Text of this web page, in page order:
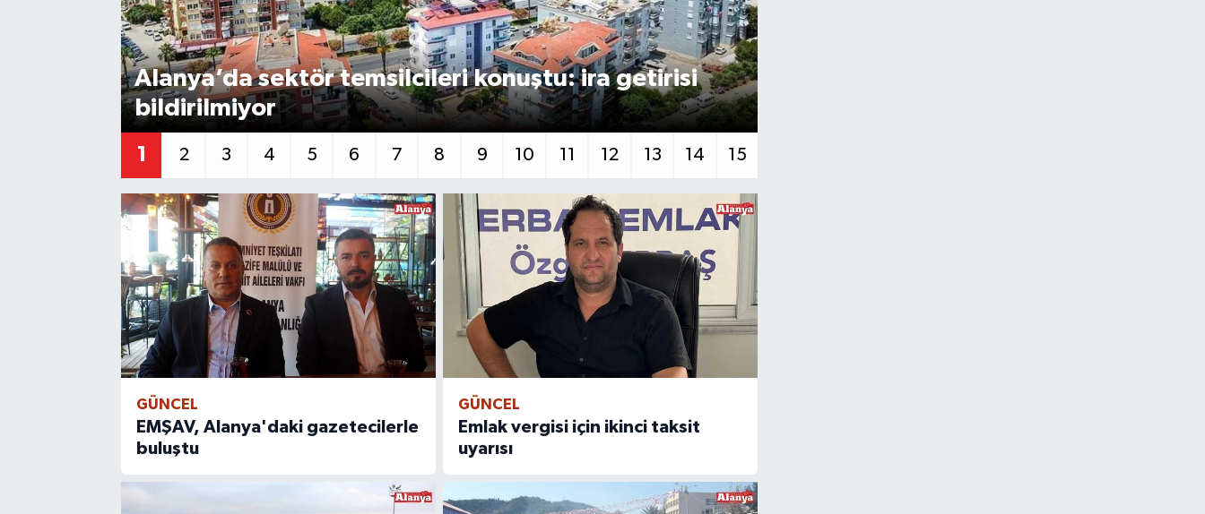
Alanya’da sektör temsilcileri konuştu: ira getirisi
bildirilmiyor
1 2 3 4 5 6 7 8 9 10 11 12 13 14 15
GÜNCEL
EMŞAV, Alanya'daki gazetecilerle
buluştu
GÜNCEL
Emlak vergisi için ikinci taksit
uyarısı
Gizlilik İlkeleri - Privacy Policy